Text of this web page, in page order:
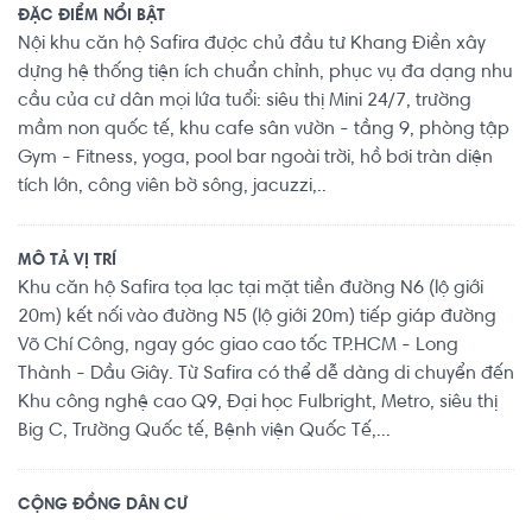
ĐẶC ĐIỂM NỔI BẬT
Nội khu căn hộ Safira được chủ đầu tư Khang Điền xây
dựng hệ thống tiện ích chuẩn chỉnh, phục vụ đa dạng nhu
cầu của cư dân mọi lứa tuổi: siêu thị Mini 24/7, trường
mầm non quốc tế, khu cafe sân vườn - tầng 9, phòng tập
Gym - Fitness, yoga, pool bar ngoài trời, hồ bơi tràn diện
tích lớn, công viên bờ sông, jacuzzi,..
MÔ TẢ VỊ TRÍ
Khu căn hộ Safira tọa lạc tại mặt tiền đường N6 (lộ giới
20m) kết nối vào đường N5 (lộ giới 20m) tiếp giáp đường
Võ Chí Công, ngay góc giao cao tốc TP.HCM - Long
Thành - Dầu Giây. Từ Safira có thể dễ dàng di chuyển đến
Khu công nghệ cao Q9, Đại học Fulbright, Metro, siêu thị
Big C, Trường Quốc tế, Bệnh viện Quốc Tế,...
CỘNG ĐỒNG DÂN CƯ